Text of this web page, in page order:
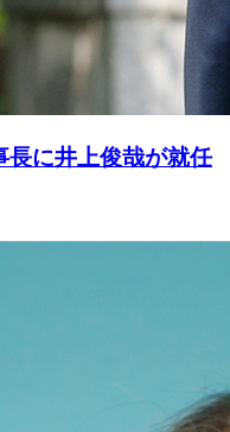
長に井上俊哉が就任